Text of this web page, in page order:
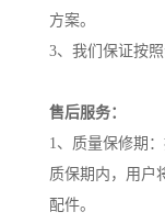
方案。
3、我们保证按
售后服务：
1、质量保修期
质保期内，用户
配件。